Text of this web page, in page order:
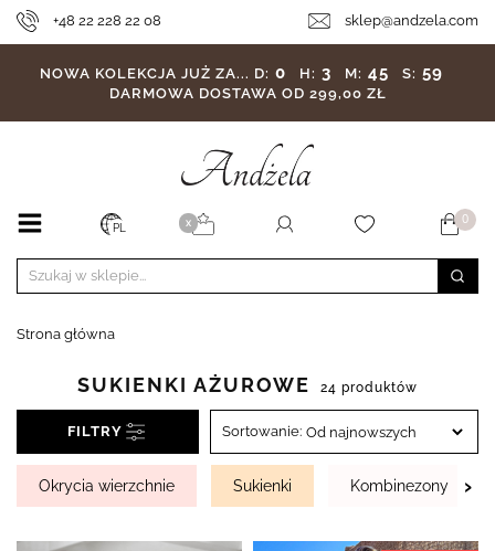
+48 22 228 22 08 sklep@andzela.com
NOWA KOLEKCJA JUŻ ZA... D: 0 H: 3 M: 45 S: 56
DARMOWA DOSTAWA OD 299,00 ZŁ
PL X 0
Strona główna
SUKIENKI AŻUROWE 24 produktów
FILTRY Sortowanie:
Okrycia wierzchnie Sukienki Kombinezony ›